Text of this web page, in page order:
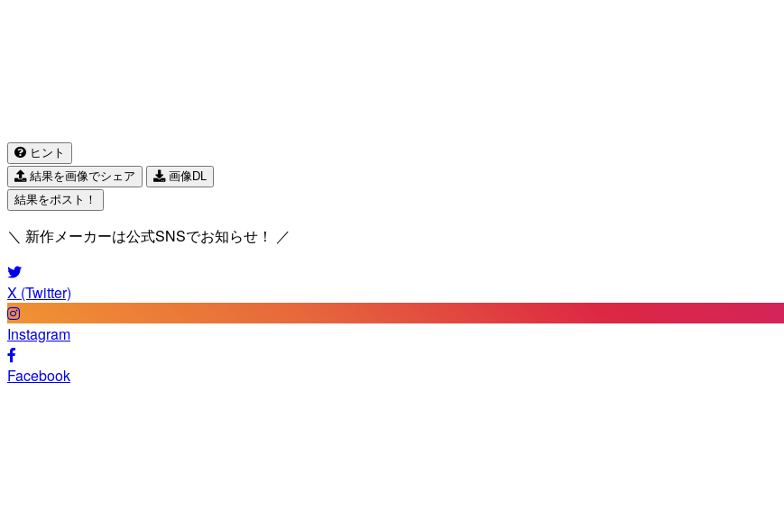
ヒント
結果を画像でシェア
画像DL
結果をポスト！
＼ 新作メーカーは公式SNSでお知らせ！ ／
X (Twitter)
Instagram
Facebook